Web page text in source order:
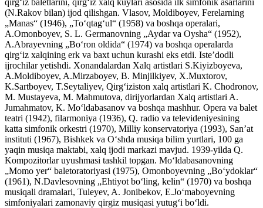
(N.Rakov bilan) ijod qilishgan. Vlasov, Moldiboyev, Ferelarning
„Manas“ (1946), „Toʻqtagʻul“ (1958) va boshqa operalari,
A.Omonboyev, S. L. Germanovning „Aydar va Oysha“ (1952),
A.Abrayevning „Boʻron oldida“ (1974) va boshqa operalarda
qirgʻiz xalqining erk va baxt uchun kurashi eks etdi. Isteʼdodli
ijrochilar yetishdi. Xonandalardan Xalq artistlari S.Kiyizboyeva,
A.Moldiboyev, A.Mirzaboyev, B. Minjilkiyev, X.Muxtorov,
K.Sartboyev, T.Seytaliyev, Qirgʻiziston xalq artistlari K. Chodronov,
M. Mustayeva, M. Mahmutova, dirijyorlardan Xalq artistlari A.
Jumahmatov, K. Moʻldabasanov va boshqa mashhur. Opera va balet
teatri (1942), filarmoniya (1936), Q. radio va televideniyesining
katta simfonik orkestri (1970), Milliy konservatoriya (1993), Sanʼat
instituti (1967), Bishkek va Oʻshda musiqa bilim yurtlari, 100 ga
yaqin musiqa maktabi, xalq ijodi markazi mavjud. 1939-yilda Q.
Kompozitorlar uyushmasi tashkil topgan. Moʻldabasanovning
„Momo yer“ baletoratoriyasi (1975), Omonboyevning „Boʻydoklar“
(1961), N.Davlesovning „Ehtiyot boʻling, kelin“ (1970) va boshqa
musiqali dramalari, Tuleyev, A. Jonibekov, E.Joʻmaboyevning
simfoniyalari zamonaviy qirgiz musiqasi yutugʻi boʻldi.